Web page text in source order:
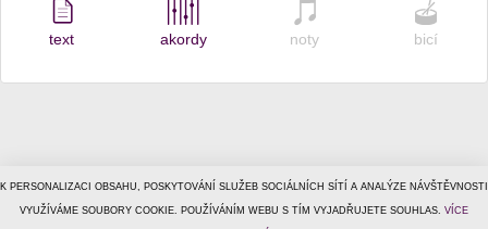
K PERSONALIZACI OBSAHU, POSKYTOVÁNÍ SLUŽEB SOCIÁLNÍCH SÍTÍ A ANALÝZE NÁVŠTĚVNOSTI
VYUŽÍVÁME SOUBORY COOKIE. POUŽÍVÁNÍM WEBU S TÍM VYJADŘUJETE SOUHLAS. VÍCE
text akordy noty bicí
© 1996–2026Tiscali Media, a.s. ISSN 1801-5131